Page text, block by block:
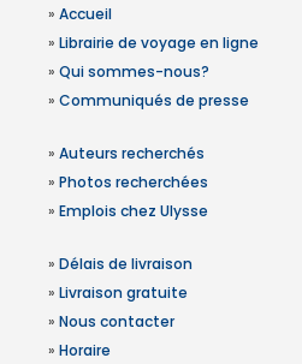
» Accueil
» Librairie de voyage en ligne
» Qui sommes-nous?
» Communiqués de presse
» Auteurs recherchés
» Photos recherchées
» Emplois chez Ulysse
» Délais de livraison
» Livraison gratuite
» Nous contacter
» Horaire